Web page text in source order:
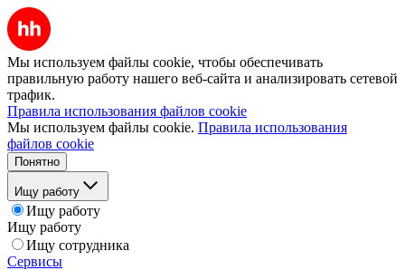
Мы используем файлы cookie, чтобы обеспечивать
правильную работу нашего веб-сайта и анализировать сетевой
трафик.
Правила использования файлов cookie
Мы используем файлы cookie. Правила использования
файлов cookie
Понятно
Ищу работу
Ищу работу
Ищу работу
Ищу сотрудника
Сервисы